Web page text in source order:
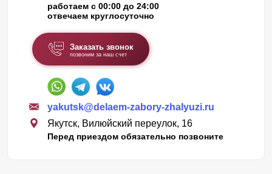
работаем с 00:00 до 24:00
отвечаем круглосуточно
Заказать звонок
позвоним за наш счет
yakutsk@delaem-zabory-zhalyuzi.ru
Якутск, Вилюйский переулок, 16
Перед приездом обязательно позвоните